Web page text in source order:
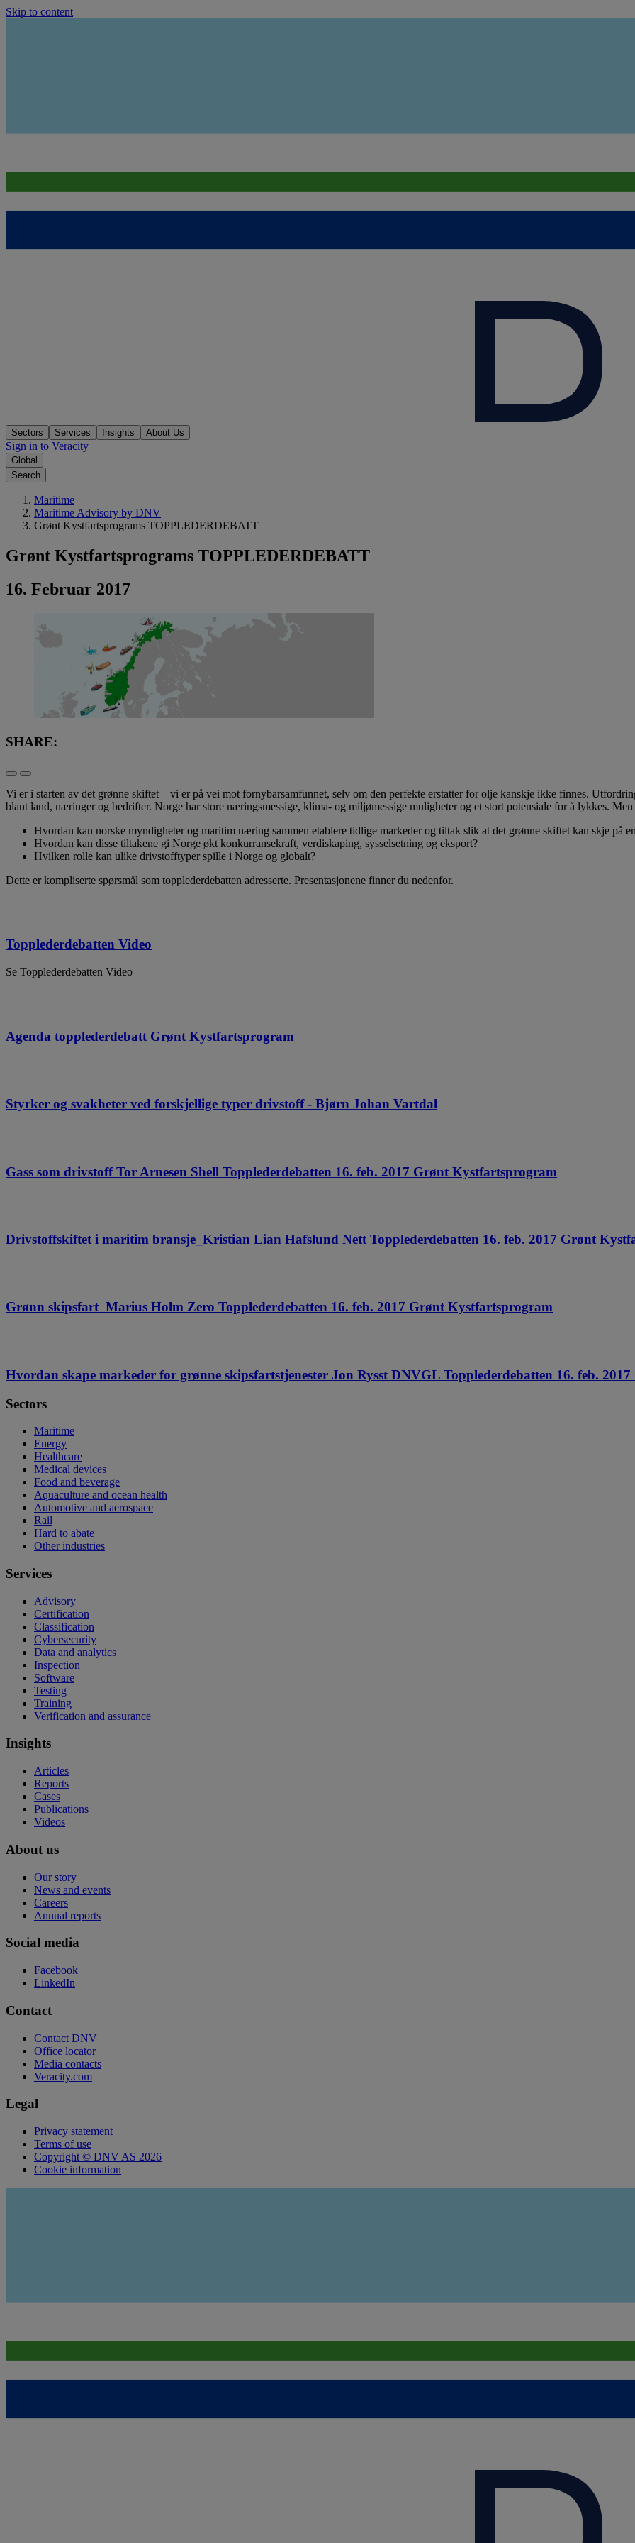
Skip to content
Sectors Services Insights About Us
Sign in to Veracity
Global
Search
Maritime
Maritime Advisory by DNV
Grønt Kystfartsprograms TOPPLEDERDEBATT
Grønt Kystfartsprograms TOPPLEDERDEBATT
16. Februar 2017
SHARE:
Vi er i starten av det grønne skiftet – vi er på vei mot fornybarsamfunnet, selv om den perfekte erstatter for olje kanskje ikke finnes.
blant land, næringer og bedrifter. Norge har store næringsmessige, klima- og miljømessige muligheter og et stort potensiale for å lykkes.
Hvordan kan norske myndigheter og maritim næring sammen etablere tidlige markeder og tiltak slik at det grønne skiftet kan skje på
Hvordan kan disse tiltakene gi Norge økt konkurransekraft, verdiskaping, sysselsetning og eksport?
Hvilken rolle kan ulike drivstofftyper spille i Norge og globalt?
Dette er kompliserte spørsmål som topplederdebatten adresserte. Presentasjonene finner du nedenfor.
Topplederdebatten Video
Se Topplederdebatten Video
Agenda topplederdebatt Grønt Kystfartsprogram
Styrker og svakheter ved forskjellige typer drivstoff - Bjørn Johan Vartdal
Gass som drivstoff Tor Arnesen Shell Topplederdebatten 16. feb. 2017 Grønt Kystfartsprogram
Drivstoffskiftet i maritim bransje_Kristian Lian Hafslund Nett Topplederdebatten 16. feb. 2017 Grønt
Grønn skipsfart_Marius Holm Zero Topplederdebatten 16. feb. 2017 Grønt Kystfartsprogram
Hvordan skape markeder for grønne skipsfartstjenester Jon Rysst DNVGL Topplederdebatten 16. feb.
Sectors
Maritime
Energy
Healthcare
Medical devices
Food and beverage
Aquaculture and ocean health
Automotive and aerospace
Rail
Hard to abate
Other industries
Services
Advisory
Certification
Classification
Cybersecurity
Data and analytics
Inspection
Software
Testing
Training
Verification and assurance
Insights
Articles
Reports
Cases
Publications
Videos
About us
Our story
News and events
Careers
Annual reports
Social media
Facebook
LinkedIn
Contact
Contact DNV
Office locator
Media contacts
Veracity.com
Legal
Privacy statement
Terms of use
Copyright © DNV AS 2026
Cookie information